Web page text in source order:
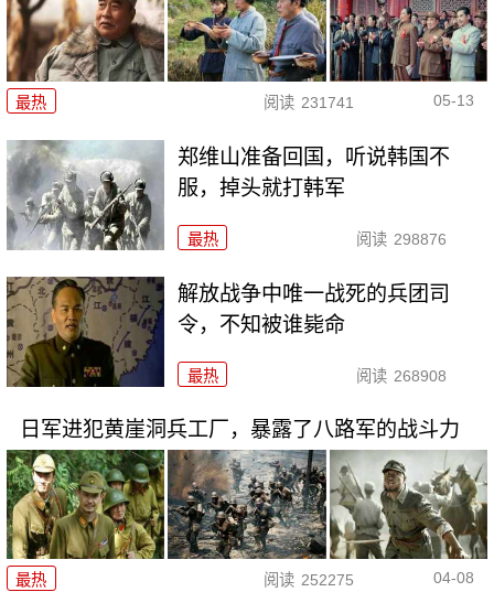
最热 阅读 231741 05-13
郑维山准备回国，听说韩国不
服，掉头就打韩军
最热 阅读 298876
解放战争中唯一战死的兵团司
令，不知被谁毙命
最热 阅读 268908
日军进犯黄崖洞兵工厂，暴露了八路军的战斗力
最热 阅读 252275 04-08